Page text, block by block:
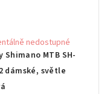
MTB SH-
dámské, světle
nedostupné